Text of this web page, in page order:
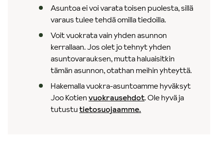
Asuntoa ei voi varata toisen puolesta, sillä
varaus tulee tehdä omilla tiedoilla.
Voit vuokrata vain yhden asunnon
kerrallaan. Jos olet jo tehnyt yhden
asuntovarauksen, mutta haluaisitkin
tämän asunnon, otathan meihin yhteyttä.
Hakemalla vuokra-asuntoamme hyväksyt
Joo Kotienvuokrausehdot. Ole hyvä ja
tutustutietosuojaamme.